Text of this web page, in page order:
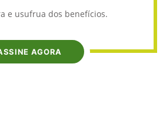
e usufrua dos benefícios.
AGORA